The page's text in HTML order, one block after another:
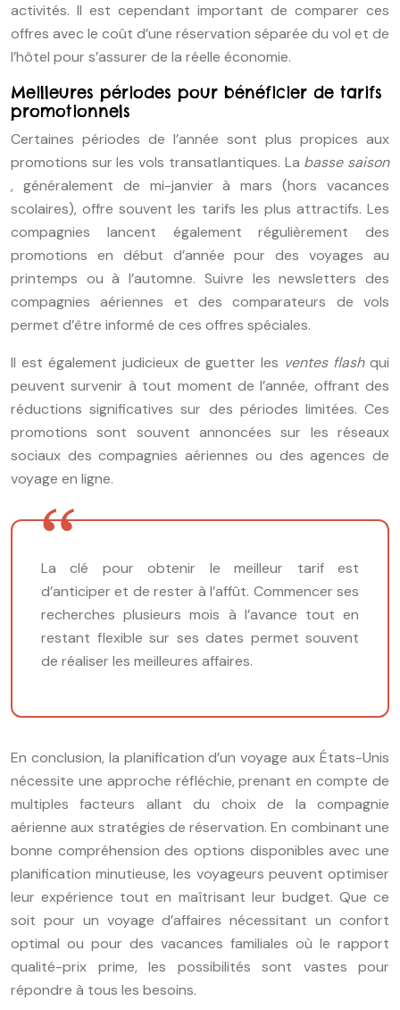
activités. Il est cependant important de comparer ces
offres avec le coût d’une réservation séparée du vol et de
l’hôtel pour s’assurer de la réelle économie.
Meilleures périodes pour bénéficier de tarifs
promotionnels
Certaines périodes de l’année sont plus propices aux
promotions sur les vols transatlantiques. La basse saison
, généralement de mi-janvier à mars (hors vacances
scolaires), offre souvent les tarifs les plus attractifs. Les
compagnies lancent également régulièrement des
promotions en début d’année pour des voyages au
printemps ou à l’automne. Suivre les newsletters des
compagnies aériennes et des comparateurs de vols
permet d’être informé de ces offres spéciales.
Il est également judicieux de guetter les ventes flashqui
peuvent survenir à tout moment de l’année, offrant des
réductions significatives sur des périodes limitées. Ces
promotions sont souvent annoncées sur les réseaux
sociaux des compagnies aériennes ou des agences de
voyage en ligne.
La clé pour obtenir le meilleur tarif est
d’anticiper et de rester à l’affût. Commencer ses
recherches plusieurs mois à l’avance tout en
restant flexible sur ses dates permet souvent
de réaliser les meilleures affaires.
En conclusion, la planification d’un voyage aux États-Unis
nécessite une approche réfléchie, prenant en compte de
multiples facteurs allant du choix de la compagnie
aérienne aux stratégies de réservation. En combinant une
bonne compréhension des options disponibles avec une
planification minutieuse, les voyageurs peuvent optimiser
leur expérience tout en maîtrisant leur budget. Que ce
soit pour un voyage d’affaires nécessitant un confort
optimal ou pour des vacances familiales où le rapport
qualité-prix prime, les possibilités sont vastes pour
répondre à tous les besoins.